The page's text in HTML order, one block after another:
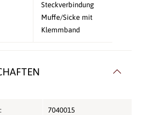
Steckverbindung
Muffe/Sicke mit
Klemmband
7040015